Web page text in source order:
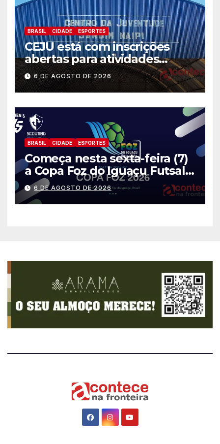
BRASIL CIDADE ESPORTES
CEJU está com inscrições
abertas para atividades
gratuitas
6 DE AGOSTO DE 2026
BRASIL CIDADE ESPORTES
Começa nesta sexta-feira (7)
a Copa Foz do Iguaçu Futsal
2026 com equipes de quatro
países
6 DE AGOSTO DE 2026